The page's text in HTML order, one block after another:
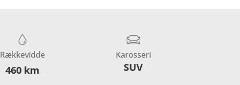
Rækkevidde
460 km
Karosseri
SUV